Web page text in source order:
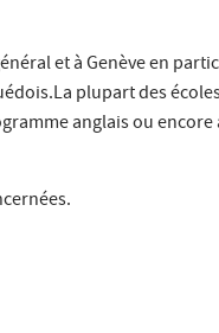
et à Genève en
plupart des
anglais ou encore